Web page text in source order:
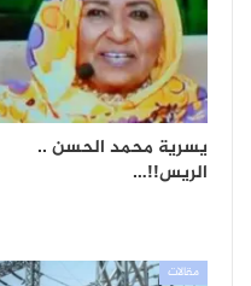
يسرية محمد الحسن ..
الريس!!…
مقالات